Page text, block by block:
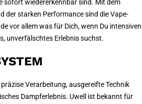
sofort wiedererkennbar sind. Mit dem
der starken Performance sind die Vape-
vor allem was für Dich, wenn Du intensiven
unverfälschtes Erlebnis suchst.
Verarbeitung, ausgereifte Technik
Dampferlebnis. Uwell ist bekannt für